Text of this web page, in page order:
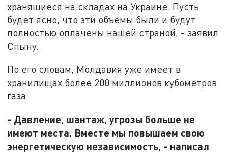
хранящиеся на складах на Украине. Пусть
будет ясно, что эти объемы были и будут
полностью оплачены нашей страной, - заявил
Спыну.
По его словам, Молдавия уже имеет в
хранилищах более 200 миллионов кубометров
газа.
- Давление, шантаж, угрозы больше не
имеют места. Вместе мы повышаем свою
энергетическую независимость, - написал